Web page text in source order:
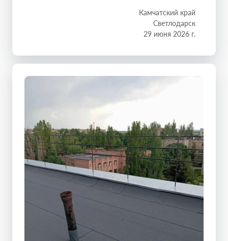
Камчатский край
Светлодарск
29 июня 2026 г.